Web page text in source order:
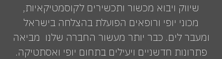
שיווק ויבוא מכשור ותכשירים לקוסמטיקאיות,
מכוני יופי ורופאים הפועלת בהצלחה בישראל
ומעבר לים. כבר יותר מעשור החברה שלנו מביאה
פתרונות חדשניים ויעילים בתחום יופי ואסתטיקה.